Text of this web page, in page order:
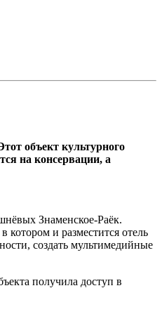
объект культурного
на консервации, а
Знаменское-Раёк.
и разместится отель
создать мультимедийные
получила доступ в